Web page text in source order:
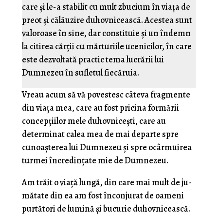
care și le-a stabilit cu mult zbucium în viața de
preot și călăuzire duhovnicească. Acestea sunt
valoroase în sine, dar constituie și un îndemn
la citirea cărții cu mărturiile ucenicilor, în care
este dezvoltată practic tema lucrării lui
Dumnezeu în sufletul fiecăruia.
Vreau acum să vă povestesc câteva fragmente
din viaţa mea, care au fost pricina formării
concep­ţiilor mele duhovniceşti, care au
determinat calea mea de mai departe spre
cunoaşterea lui Dumnezeu şi spre ocârmuirea
turmei încredinţate mie de Dumnezeu.
Am trăit o viaţă lungă, din care mai mult de ju­
mătate din ea am fost înconjurat de oameni
purtători de lumină şi bucurie duhovnicească.